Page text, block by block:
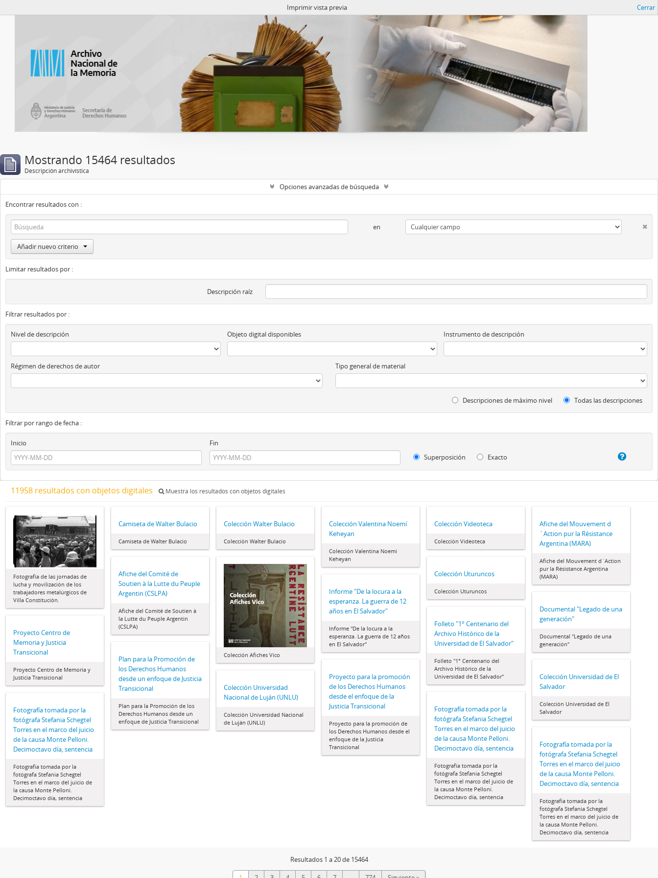
Imprimir vista previa Cerrar
Mostrando 15464 resultados
Descripción archivística
Opciones avanzadas de búsqueda
Encontrar resultados con :
en
Añadir nuevo criterio
Limitar resultados por :
Descripción raíz
Filtrar resultados por :
Nivel de descripción Objeto digital disponibles Instrumento de descripción
Régimen de derechos de autor Tipo general de material
Descripciones de máximo nivel Todas las descripciones
Filtrar por rango de fecha :
Inicio
Fin
Superposición
Exacto
11958 resultados con objetos digitales Muestra los resultados con objetos digitales
Fotografía de las jornadas de
lucha y movilización de los
trabajadores metalúrgicos de
Villa Constitución.
Camiseta de Walter Bulacio
Camiseta de Walter Bulacio
Colección Walter Bulacio
Colección Walter Bulacio
Colección Valentina Noemí
Keheyan
Colección Valentina Noemí
Keheyan
Colección Videoteca
Colección Videoteca
Afiche del Mouvement d
´Action pur la Résistance
Argentina (MARA)
Afiche del Mouvement d´Action
pur la Résistance Argentina
(MARA)
Afiche del Comité de
Soutien à la Lutte du Peuple
Argentin (CSLPA)
Afiche del Comité de Soutien à
la Lutte du Peuple Argentin
(CSLPA)
Colección Afiches Vico
Colección Uturuncos
Colección Uturuncos
Informe "De la locura a la
esperanza. La guerra de 12
años en El Salvador"
Informe "De la locura a la
esperanza. La guerra de 12 años
en El Salvador"
Documental "Legado de una
generación"
Documental "Legado de una
generación"
Folleto "1° Centenario del
Archivo Histórico de la
Universidad de El Salvador"
Folleto "1° Centenario del
Archivo Histórico de la
Universidad de El Salvador"
Proyecto Centro de
Memoria y Justicia
Transicional
Proyecto Centro de Memoria y
Justicia Transicional
Plan para la Promoción de
los Derechos Humanos
desde un enfoque de Justicia
Transicional
Plan para la Promoción de los
Derechos Humanos desde un
enfoque de Justicia Transicional
Proyecto para la promoción
de los Derechos Humanos
desde el enfoque de la
Justicia Transicional
Proyecto para la promoción de
los Derechos Humanos desde el
enfoque de la Justicia
Transicional
Colección Universidad de El
Salvador
Colección Universidad de El
Salvador
Colección Universidad
Nacional de Luján (UNLU)
Colección Universidad Nacional
de Luján (UNLU)
Fotografía tomada por la
fotógrafa Stefania Schegtel
Torres en el marco del juicio
de la causa Monte Pelloni.
Decimoctavo día, sentencia
Fotografía tomada por la
fotógrafa Stefania Schegtel
Torres en el marco del juicio de
la causa Monte Pelloni.
Decimoctavo día, sentencia
Fotografía tomada por la
fotógrafa Stefania Schegtel
Torres en el marco del juicio
de la causa Monte Pelloni.
Decimoctavo día, sentencia
Fotografía tomada por la
fotógrafa Stefania Schegtel
Torres en el marco del juicio de
la causa Monte Pelloni.
Decimoctavo día, sentencia
Fotografía tomada por la
fotógrafa Stefania Schegtel
Torres en el marco del juicio
de la causa Monte Pelloni.
Decimoctavo día, sentencia
Fotografía tomada por la
fotógrafa Stefania Schegtel
Torres en el marco del juicio de
la causa Monte Pelloni.
Decimoctavo día, sentencia
Resultados 1 a 20 de 15464